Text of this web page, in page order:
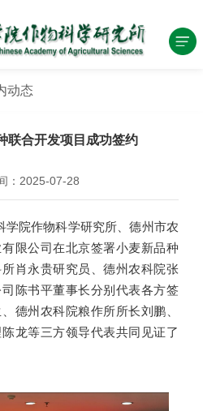
动态
联合开发项目成功签约
：2025-07-28
学院作物科学研究所、德州市农
限公司在北京签署小麦新品种
肖永贵研究员、德州农科院张
陈书平董事长分别代表各方签
德州农科院粮作所所长刘鹏、
龙等三方领导代表共同见证了